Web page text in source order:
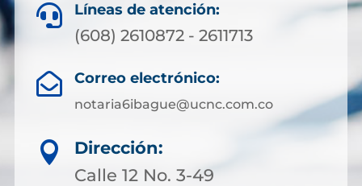
 Líneas de atención:
(608) 2610872 - 2611713
 Correo electrónico:
notaria6ibague@ucnc.com.co

Dirección:
Calle 12 No. 3-49